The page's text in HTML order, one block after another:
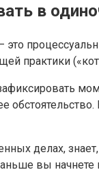
в
это
практики
делах,
вы